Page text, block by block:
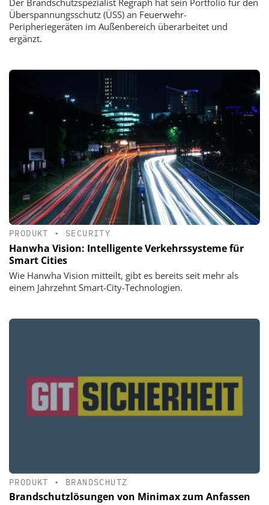
Überspannungsschutz (ÜSS) an Feuerwehr-
Peripheriegeräten im Außenbereich überarbeitet und
ergänzt.
PRODUKT • SECURITY
Hanwha Vision: Intelligente Verkehrssysteme für
Smart Cities
Wie Hanwha Vision mitteilt, gibt es bereits seit mehr als
einem Jahrzehnt Smart-City-Technologien.
PRODUKT • BRANDSCHUTZ
Brandschutzlösungen von Minimax zum Anfassen